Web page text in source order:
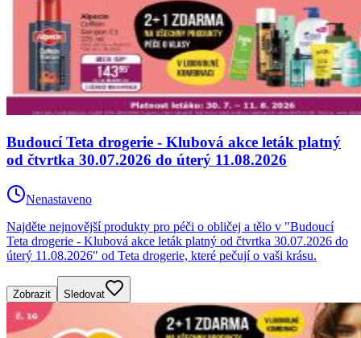
Budoucí Teta drogerie - Klubová akce leták platný
od čtvrtka 30.07.2026 do úterý 11.08.2026
Nenastaveno
Najděte nejnovější produkty pro péči o obličej a tělo v "Budoucí
Teta drogerie - Klubová akce leták platný od čtvrtka 30.07.2026 do
úterý 11.08.2026" od Teta drogerie, které pečují o vaši krásu.
Zobrazit Sledovat